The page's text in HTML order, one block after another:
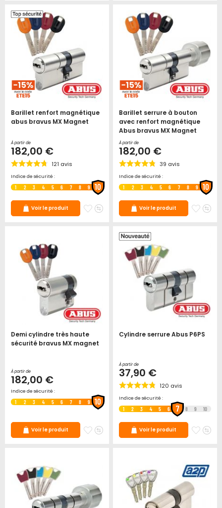
Barillet renfort magnétique
abus bravus MX Magnet
À partir de
182,00 €
121 avis
Indice de sécurité :
1 2 3 4 5 6 7 8 9 10
Voir le produit
AjouterAjouter
Barillet serrure à bouton
avec renfort magnétique
Abus bravus MX Magnet
À partir de
182,00 €
39 avis
Indice de sécurité :
1 2 3 4 5 6 7 8 9 10
Voir le produit
Demi cylindre très haute
sécurité bravus MX magnet
À partir de
182,00 €
Indice de sécurité :
1 2 3 4 5 6 7 8 9 10
Voir le produit
AjouterAjouter
Cylindre serrure Abus P6PS
À partir de
37,90 €
120 avis
Indice de sécurité :
1 2 3 4 5 6 7 8 9 10
Voir le produit